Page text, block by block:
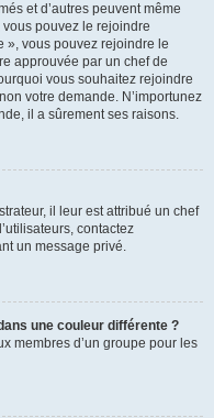
et d’autres peuvent même
pouvez le rejoindre
», vous pouvez rejoindre le
approuvée par un chef de
vous souhaitez rejoindre
votre demande. N’importunez
il a sûrement ses raisons.
il leur est attribué un chef
contactez
un message privé.
une couleur différente ?
membres d’un groupe pour les